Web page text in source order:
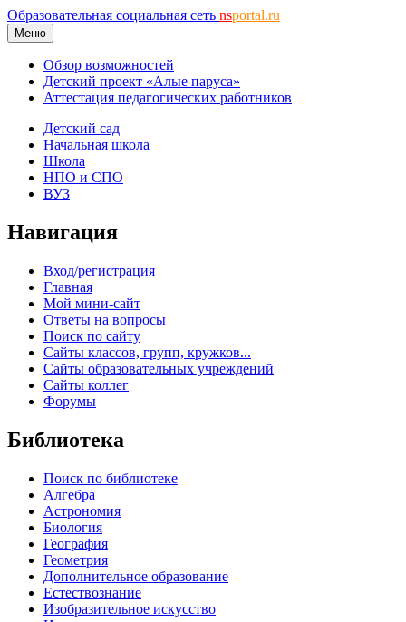
Образовательная социальная сеть nsportal.ru
Меню
Обзор возможностей
Детский проект «Алые паруса»
Аттестация педагогических работников
Детский сад
Начальная школа
Школа
НПО и СПО
ВУЗ
Навигация
Вход/регистрация
Главная
Мой мини-сайт
Ответы на вопросы
Поиск по сайту
Сайты классов, групп, кружков...
Сайты образовательных учреждений
Сайты коллег
Форумы
Библиотека
Поиск по библиотеке
Алгебра
Астрономия
Биология
География
Геометрия
Дополнительное образование
Естествознание
Изобразительное искусство